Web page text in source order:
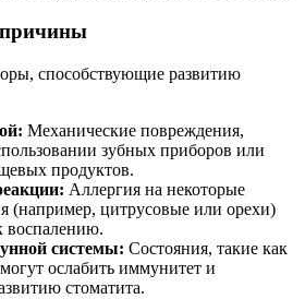
способствующие развитию
Механические повреждения,
зубных приборов или
продуктов.
Аллергия на некоторые
(например, цитрусовые или орехи)
воспалению.
системы: Состояния, такие как
ослабить иммунитет и
стоматита.